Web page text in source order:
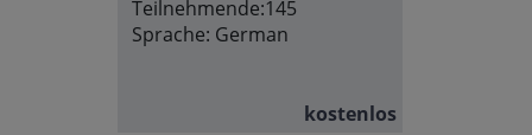
Teilnehmende:145
Sprache: German
kostenlos